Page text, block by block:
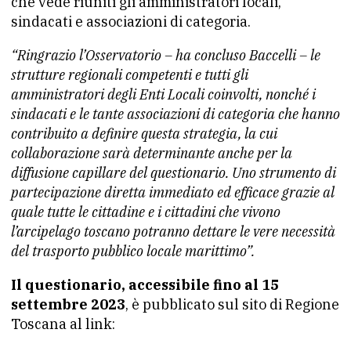
sindacati e associazioni di categoria.
“Ringrazio l’Osservatorio – ha concluso Baccelli – le
strutture regionali competenti e tutti gli
amministratori degli Enti Locali coinvolti, nonché i
sindacati e le tante associazioni di categoria che hanno
contribuito a definire questa strategia, la cui
collaborazione sarà determinante anche per la
diffusione capillare del questionario. Uno strumento di
partecipazione diretta immediato ed efficace grazie al
quale tutte le cittadine e i cittadini che vivono
l’arcipelago toscano potranno dettare le vere necessità
del trasporto pubblico locale marittimo”.
Il questionario, accessibile fino al 15
settembre 2023, è pubblicato sul sito di Regione
Toscana al link: